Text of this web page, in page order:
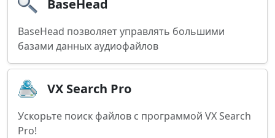
BaseHead
BaseHead позволяет управлять большими
базами данных аудиофайлов
VX Search Pro
Ускорьте поиск файлов с программой VX Search
Pro!